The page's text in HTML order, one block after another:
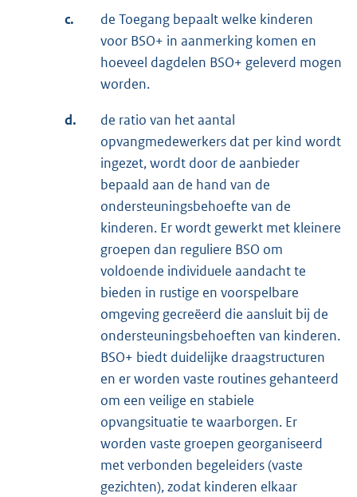
c.
de Toegang bepaalt welke kinderen
voor BSO+ in aanmerking komen en
hoeveel dagdelen BSO+ geleverd mogen
worden.
d.
de ratio van het aantal
opvangmedewerkers dat per kind wordt
ingezet, wordt door de aanbieder
bepaald aan de hand van de
ondersteuningsbehoefte van de
kinderen. Er wordt gewerkt met kleinere
groepen dan reguliere BSO om
voldoende individuele aandacht te
bieden in rustige en voorspelbare
omgeving gecreëerd die aansluit bij de
ondersteuningsbehoeften van kinderen.
BSO+ biedt duidelijke draagstructuren
en er worden vaste routines gehanteerd
om een veilige en stabiele
opvangsituatie te waarborgen. Er
worden vaste groepen georganiseerd
met verbonden begeleiders (vaste
gezichten), zodat kinderen elkaar